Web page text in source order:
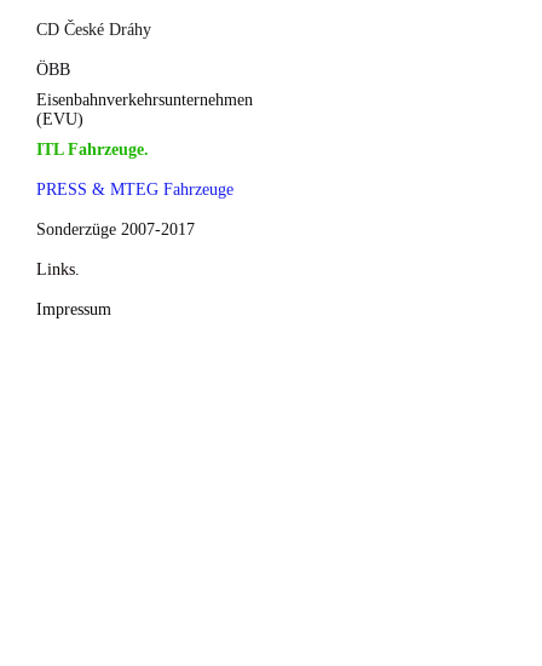
CD České Dráhy
ÖBB
Eisenbahnverkehrsunternehmen
(EVU)
ITL Fahrzeuge.
PRESS & MTEG Fahrzeuge
Sonderzüge 2007-2017
Links.
Impressum